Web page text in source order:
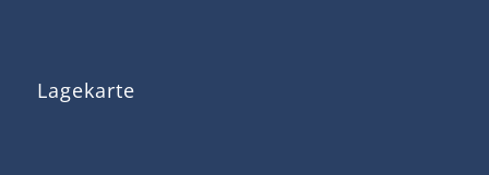
Lagekarte